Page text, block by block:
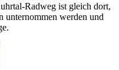
Radweg ist gleich dort,
unternommen werden und